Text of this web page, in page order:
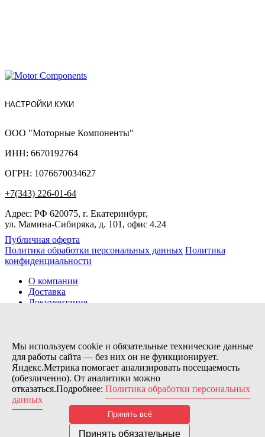
НАСТРОЙКИ КУКИ
ООО "Моторные Компоненты"
ИНН: 6670192764
ОГРН: 1076670034627
+7(343) 226-01-64
Адрес: РФ 620075, г. Екатеринбург,
ул. Мамина-Сибиряка, д. 101, офис 4.24
Публичная оферта
Политика обработки персональных данных Политика
конфиденциальности
О компании
Доставка
Документация
Контакты
Заказов сегодня / Всего
11173
Нас можно найти тут:
© 2026 Motor Components. Все права защищены
Дизайн и разработка сайта
Nice’
Мы используем cookie и обязательные технические данные
для работы сайта — без них он не функционирует.
Яндекс.Метрика помогает анализировать посещаемость
(обезличенно). От аналитики можно
отказаться.Подробнее: Политика обработки персональных
данных
Принять всё
Принять обязательные